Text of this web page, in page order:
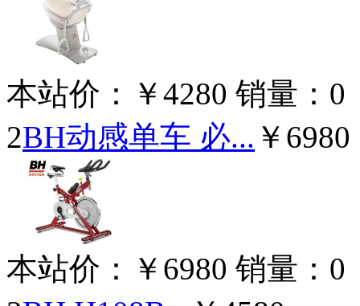
本站价： ￥4280 销量： 0
2BH动感单车 必... ￥6980
本站价： ￥6980 销量： 0